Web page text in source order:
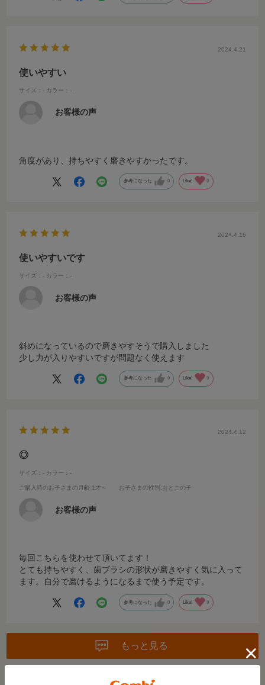
2024.4.21
使いやすい
サイズ：- カラー：-
お客様の声
角度があり、持ちやすく磨きやすかったです。
参考になった 0 Like! 0
2024.4.16
使いやすいです
サイズ：- カラー：-
お客様の声
斜めになっているので磨きやすそうで購入しました
少し力が入りやすいですが問題なく使えます
参考になった 0 Like! 0
2024.4.12
◎
サイズ：- カラー：-
ご購入時のお子さまの月齢:1才～ お子さまの性別 :おとこの子
お客様の声
毎回こちらを使わせて頂いてます！
とても持ちやすく、歯ブラシの形状が磨きやすく気に入って
ます。自分で磨けるようになるまで使う予定です。
参考になった 0 Like! 0
もっと見る
表示：新しい順